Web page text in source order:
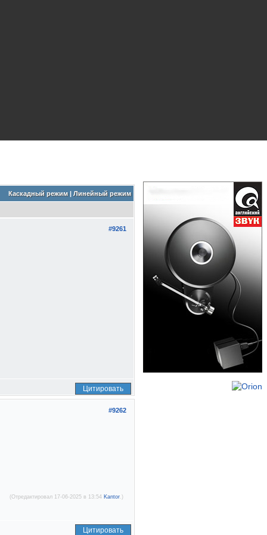
Каскадный режим| Линейный режим
#9261
Цитировать
#9262
(Отредактировал 17-06-2025 в 13:54 Kantor.)
Цитировать